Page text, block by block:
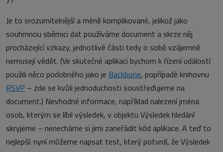
Je to srozumitelnější a méně komplikované, jelikož jako
souhrnnou sběrnici dat používáme document a skrze něj
procházející vzkazy, jednotlivé části tedy o sobě vzájemně
nemusejí vědět. (Ve skutečné aplikaci bychom k řízení událostí
použili něco podobného jako je Backbone, popřípadě knihovnu
RSVP – zde se kvůli jednoduchosti soustřeďujeme na
document.) Nevhodné informace, například nalezení jména
osob, kterým se líbil výsledek, v objektu Výsledek hledání
skryjeme – nenecháme si jimi zaneřádit kód aplikace. A teď to
nejlepší: nyní můžeme napsat test, který potvrdí, že Výsledek